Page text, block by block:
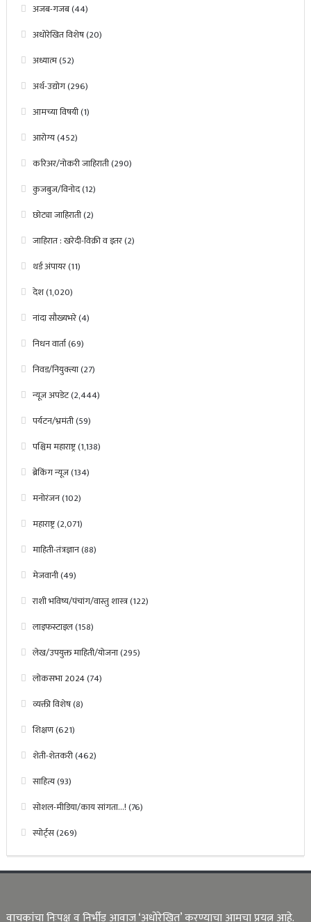
अजब-गजब(44)
अधोरेखित विशेष(20)
अध्यात्म(52)
अर्थ-उद्योग(296)
आमच्या विषयी(1)
आरोग्य(452)
करिअर/नोकरी जाहिराती(290)
कुजबुज/विनोद(12)
छोट्या जाहिराती(2)
जाहिरात : खरेदी-विक्री व इतर(2)
थर्ड अंपायर(11)
देश(1,020)
नांदा सौख्यभरे(4)
निधन वार्ता(69)
निवड/नियुक्त्या(27)
न्यूज अपडेट(2,444)
पर्यटन/भ्रमंती(59)
पश्चिम महाराष्ट्र(1,138)
ब्रेकिंग न्यूज(134)
मनोरंजन(102)
महाराष्ट्र(2,071)
माहिती-तंत्रज्ञान(88)
मेजवानी(49)
राशी भविष्य/पंचांग/वास्तु शास्त्र(122)
लाइफस्टाइल(158)
लेख/उपयुक्त माहिती/योजना(295)
लोकसभा 2024(74)
व्यक्ती विशेष(8)
शिक्षण(621)
शेती-शेतकरी(462)
साहित्य(93)
सोशल-मीडिया/काय सांगता…!(76)
स्पोर्ट्स(269)
वाचकांचा निःपक्ष व निर्भीड आवाज ‘अधोरेखित’ करण्याचा आमचा प्रयत्न आहे.